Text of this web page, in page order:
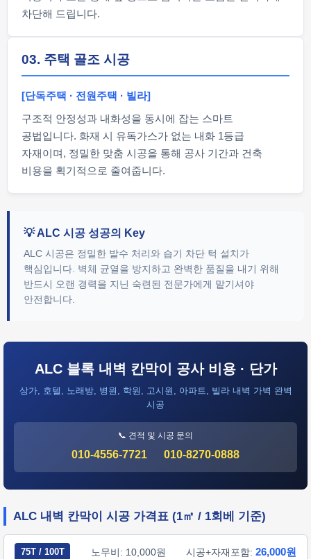
차단해 드립니다.
03. 주택 골조 시공
[단독주택 · 전원주택 · 빌라]
구조적 안정성과 내화성을 동시에 잡는 스마트
공법입니다. 화재 시 유독가스가 없는 내화 1등급
자재이며, 정밀한 맞춤 시공을 통해 공사 기간과 건축
비용을 획기적으로 줄여줍니다.
💡 ALC 시공 성공의 Key
ALC 시공은 정밀한 발수 처리와 습기 차단 턱 설치가
핵심입니다. 벽체 균열을 방지하고 완벽한 품질을 내기 위해
반드시 오랜 경력을 지닌 숙련된 전문가에게 맡기셔야
안전합니다.
ALC 블록 내벽 칸막이 공사 비용 · 단가
상가, 호텔, 노래방, 병원, 학원, 고시원, 아파트, 빌라 내벽 가벽 완벽
시공
📞 견적 및 시공 문의
010-4556-7721 010-8270-0888
ALC 내벽 칸막이 시공 가격표 (1㎡ / 1회베 기준)
75T / 100T 노무비: 10,000원 시공+자재포함: 26,000원